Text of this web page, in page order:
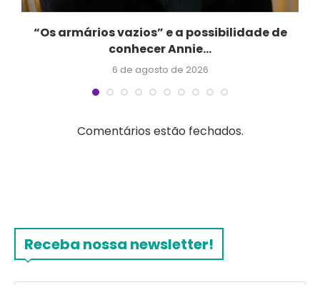
“Os armários vazios” e a possibilidade de
conhecer Annie...
6 de agosto de 2026
Comentários estão fechados.
Receba nossa newsletter!